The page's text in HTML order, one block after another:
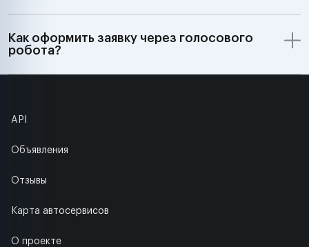
Как оформить заявку через голосового
робота?
API
Объявления
Отзывы
Карта автосервисов
О проекте